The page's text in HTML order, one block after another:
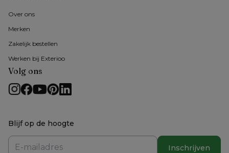
Over ons
Merken
Zakelijk bestellen
Werken bij Exterioo
Volg ons
Blijf op de hoogte
Inschrijven